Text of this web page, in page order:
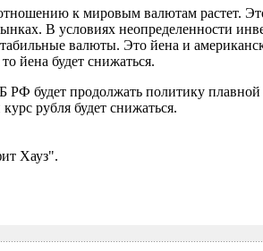
к мировым валютам растет.
В условиях неопределенности
валюты. Это йена и
йена будет снижаться.
будет продолжать политику плавной
рубля будет снижаться.
Хауз".